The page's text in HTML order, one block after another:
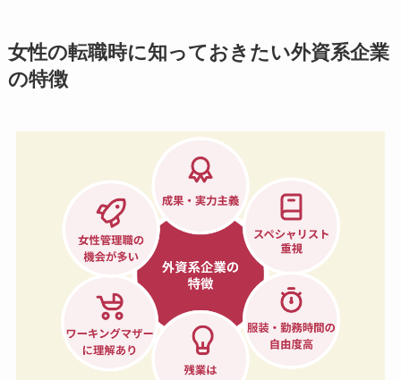
女性の転職時に知っておきたい外資系企業
の特徴